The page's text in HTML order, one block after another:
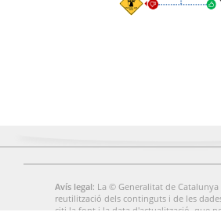
Avís legal: La © Generalitat de Catalunya
reutilització dels continguts i de les
citi la font i la data d'actualització, que